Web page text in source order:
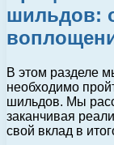
шильдов:
В этом разделе
необходимо
шильдов. Мы
заканчивая
свой вклад в